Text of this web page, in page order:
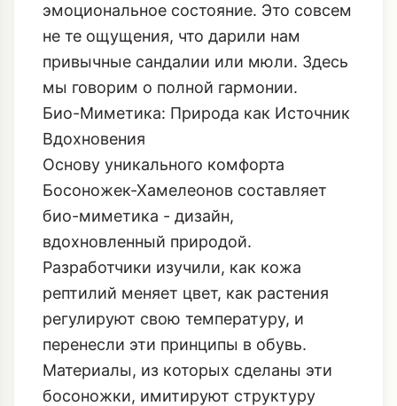
эмоциональное состояние. Это совсем
не те ощущения, что дарили нам
привычные сандалии или мюли. Здесь
мы говорим о полной гармонии.
Био-Миметика: Природа как Источник
Вдохновения
Основу уникального комфорта
Босоножек-Хамелеонов составляет
био-миметика - дизайн,
вдохновленный природой.
Разработчики изучили, как кожа
рептилий меняет цвет, как растения
регулируют свою температуру, и
перенесли эти принципы в обувь.
Материалы, из которых сделаны эти
босоножки, имитируют структуру